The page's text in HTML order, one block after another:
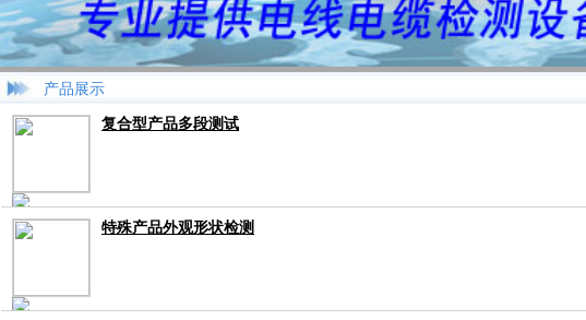
产品展示
复合型产品多段测试
特殊产品外观形状检测